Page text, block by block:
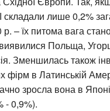
складали лише 0,2%
– їх питома вага
Польща,
Зменшилась також
фірм в Латинській
зросла вона в
- 0,9%).